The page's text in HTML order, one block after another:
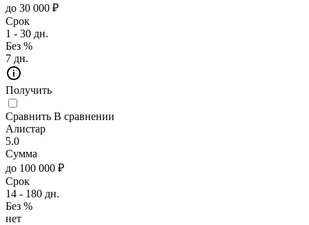
до 30 000 ₽
Срок
1 - 30 дн.
Без %
7 дн.
Получить
Сравнить В сравнении
Алистар
5.0
Сумма
до 100 000 ₽
Срок
14 - 180 дн.
Без %
нет